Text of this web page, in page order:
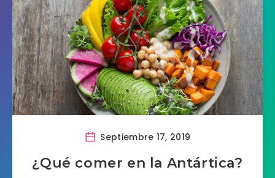
Septiembre 17, 2019
¿Qué comer en la Antártica?